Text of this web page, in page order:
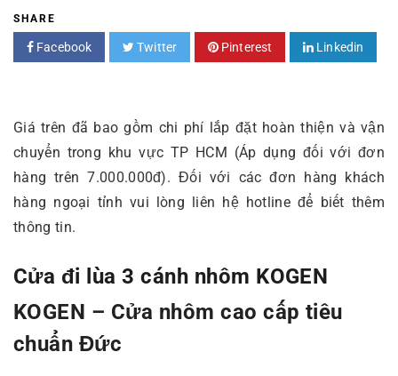
SHARE
Facebook Twitter Pinterest Linkedin
Giá trên đã bao gồm chi phí lắp đặt hoàn thiện và vận
chuyển trong khu vực TP HCM (Áp dụng đối với đơn
hàng trên 7.000.000đ). Đối với các đơn hàng khách
hàng ngoại tỉnh vui lòng liên hệ hotline để biết thêm
thông tin.
Cửa đi lùa 3 cánh nhôm KOGEN
KOGEN – Cửa nhôm cao cấp tiêu
chuẩn Đức